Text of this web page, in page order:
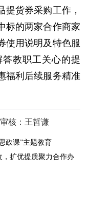
提货券采购工作，
标的两家合作商家
使用说明及特色服
教职工关心的提
福利后续服务精准
审核：王哲谦
政课”主题教育
，扩优提质聚力合作办